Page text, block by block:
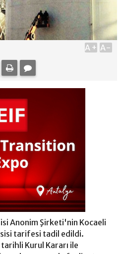
A+ A-
Anonim Şirketi'nin Kocaeli
tarifesi tadil edildi.
Kurul Kararı ile